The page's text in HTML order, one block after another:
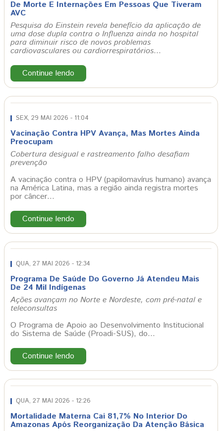
De Morte E Internações Em Pessoas Que Tiveram
AVC
Pesquisa do Einstein revela benefício da aplicação de
uma dose dupla contra o Influenza ainda no hospital
para diminuir risco de novos problemas
cardiovasculares ou cardiorrespiratórios…
Continue lendo
SEX, 29 MAI 2026 - 11:04
Vacinação Contra HPV Avança, Mas Mortes Ainda
Preocupam
Cobertura desigual e rastreamento falho desafiam
prevenção
A vacinação contra o HPV (papilomavírus humano) avança
na América Latina, mas a região ainda registra mortes
por câncer…
Continue lendo
QUA, 27 MAI 2026 - 12:34
Programa De Saúde Do Governo Já Atendeu Mais
De 24 Mil Indígenas
Ações avançam no Norte e Nordeste, com pré-natal e
teleconsultas
O Programa de Apoio ao Desenvolvimento Institucional
do Sistema de Saúde (Proadi-SUS), do…
Continue lendo
QUA, 27 MAI 2026 - 12:26
Mortalidade Materna Cai 81,7% No Interior Do
Amazonas Após Reorganização Da Atenção Básica